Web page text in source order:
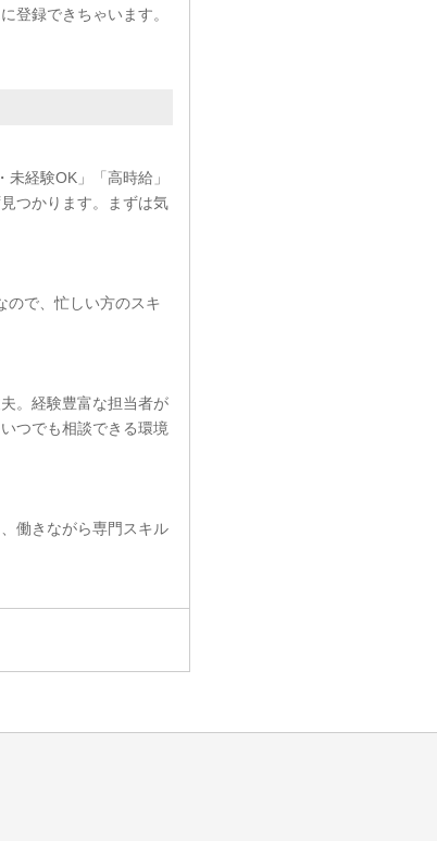
登録できちゃいます。
経験OK」「高時給」
つかります。まずは気
ので、忙しい方のスキ
。経験豊富な担当者が
つでも相談できる環境
働きながら専門スキル